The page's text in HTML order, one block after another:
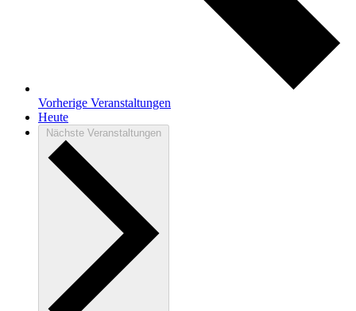
Vorherige Veranstaltungen
Heute
Nächste Veranstaltungen